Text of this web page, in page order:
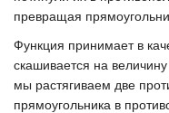
превращая
Функция принимает в
скашивается на
мы растягиваем две
прямоугольника в